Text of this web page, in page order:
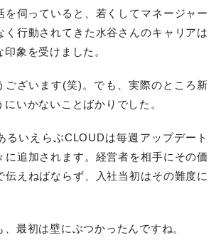
伺っていると、若くしてマネージャー
く行動されてきた水谷さんのキャリアは
象を受けました。
ざいます(笑)。でも、実際のところ新
いかないことばかりでした。
るいえらぶCLOUDは毎週アップデート
に追加されます。経営者を相手にその価
伝えねばならず、入社当初はその難度に
最初は壁にぶつかったんですね。